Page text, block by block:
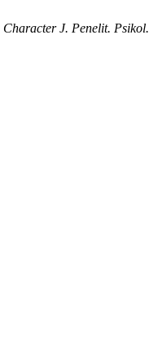
Character J. Penelit. Psikol.